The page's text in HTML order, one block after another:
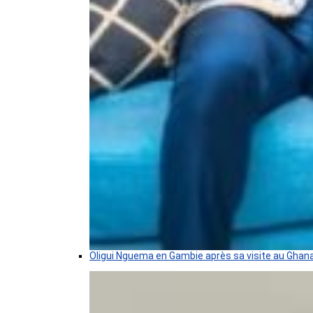
Oligui Nguema en Gambie après sa visite au